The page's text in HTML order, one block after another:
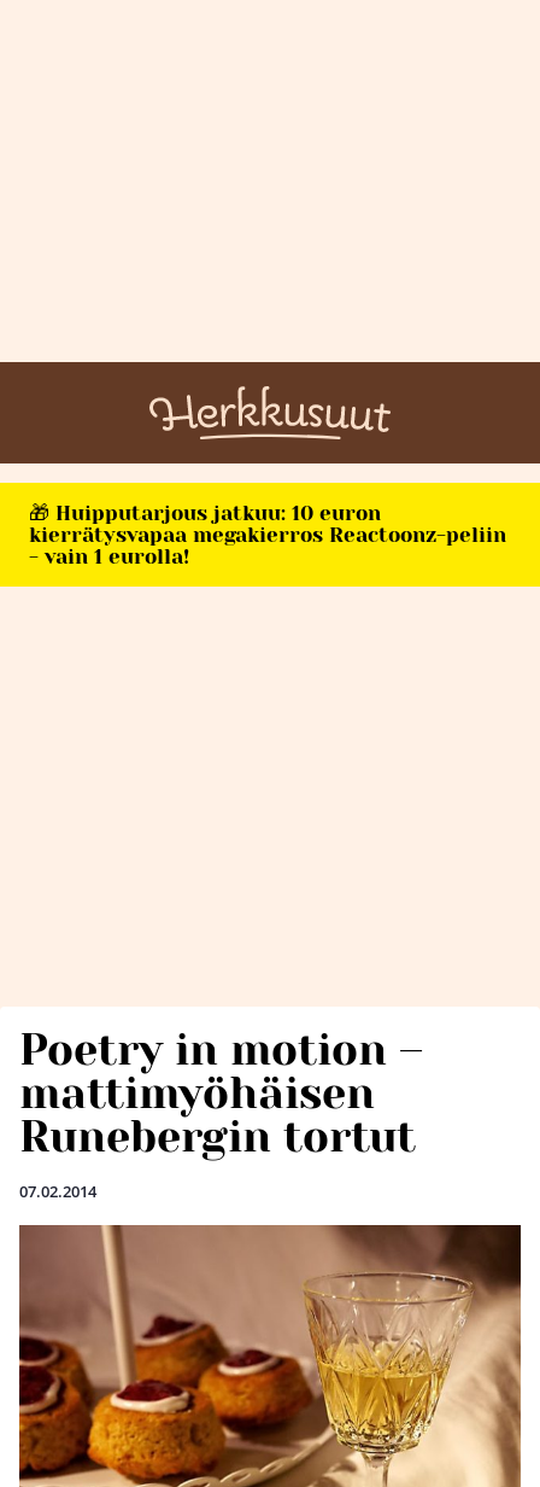
🎁 Huipputarjous jatkuu: 10 euron
kierrätysvapaa megakierros Reactoonz-peliin
- vain 1 eurolla!
Poetry in motion –
mattimyöhäisen
Runebergin tortut
07.02.2014